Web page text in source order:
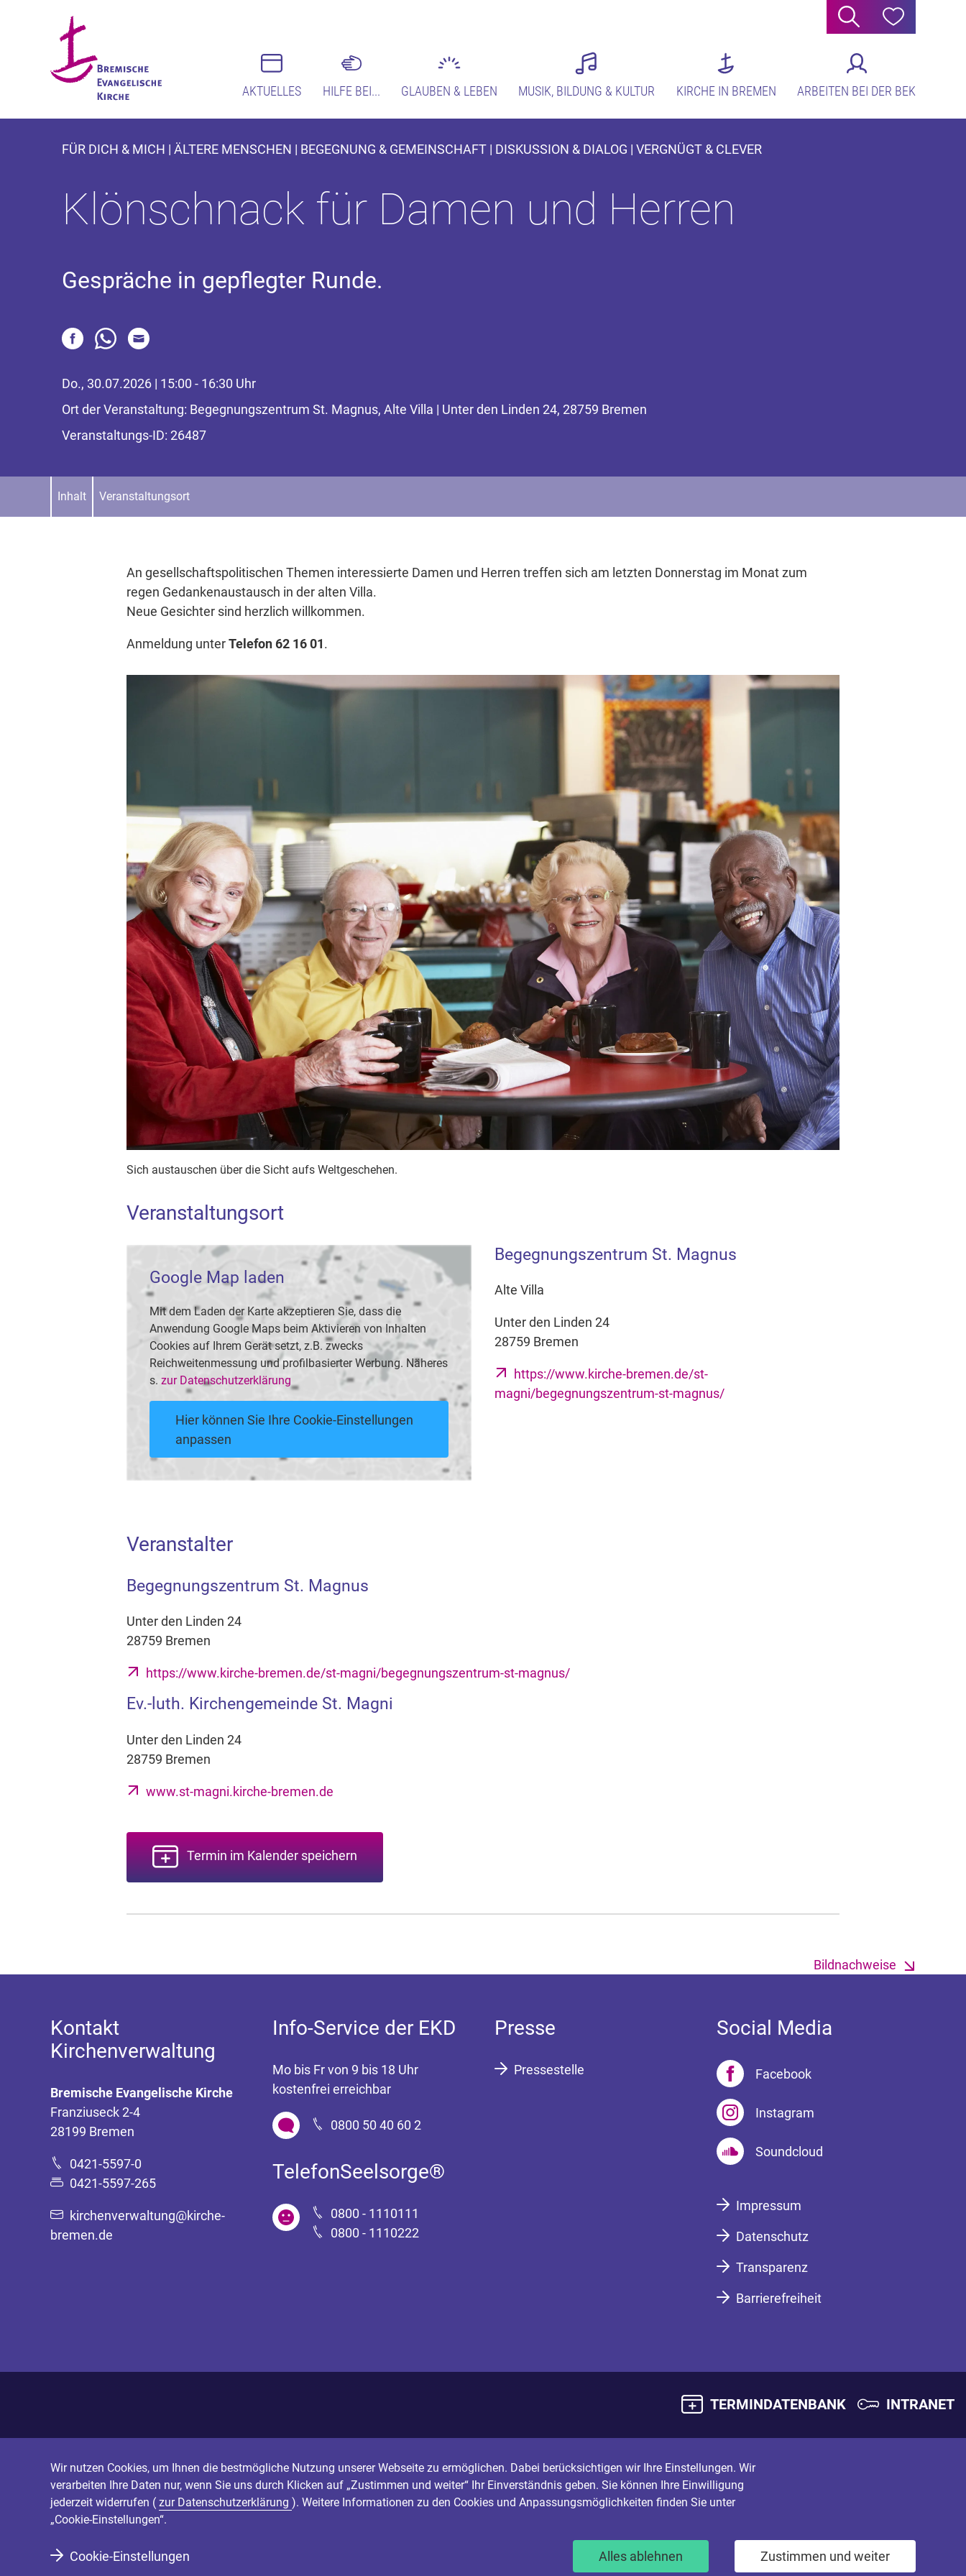
Suche Hilfe
AKTUELLES HILFE BEI... GLAUBEN & LEBEN MUSIK, BILDUNG & KULTUR KIRCHE IN BREMEN ARBEITEN BEI DER BEK
FÜR DICH & MICH | ÄLTERE MENSCHEN | BEGEGNUNG & GEMEINSCHAFT | DISKUSSION & DIALOG | VERGNÜGT & CLEVER
Klönschnack für Damen und Herren
Gespräche in gepflegter Runde.
Do., 30.07.2026 | 15:00 - 16:30 Uhr
Ort der Veranstaltung: Begegnungszentrum St. Magnus, Alte Villa | Unter den Linden 24, 28759 Bremen
Veranstaltungs-ID: 26487
Inhalt Veranstaltungsort
An gesellschaftspolitischen Themen interessierte Damen und Herren treffen sich am letzten Donnerstag im Monat zum
regen Gedankenaustausch in der alten Villa.
Neue Gesichter sind herzlich willkommen.
Anmeldung unterTelefon 62 16 01.
Sich austauschen über die Sicht aufs Weltgeschehen.
Veranstaltungsort
Google Map laden
Mit dem Laden der Karte akzeptieren Sie, dass die
Anwendung Google Maps beim Aktivieren von Inhalten
Cookies auf Ihrem Gerät setzt, z.B. zwecks
Reichweitenmessung und profilbasierter Werbung. Näheres
s. zur Datenschutzerklärung
Hier können Sie Ihre Cookie-Einstellungen
anpassen
Begegnungszentrum St. Magnus
Alte Villa
Unter den Linden 24
28759 Bremen
https://www.kirche-bremen.de/st-
magni/begegnungszentrum-st-magnus/
Veranstalter
Begegnungszentrum St. Magnus
Unter den Linden 24
28759 Bremen
https://www.kirche-bremen.de/st-magni/begegnungszentrum-st-magnus/
Ev.-luth. Kirchengemeinde St. Magni
Unter den Linden 24
28759 Bremen
www.st-magni.kirche-bremen.de
Termin im Kalender speichern
Bildnachweise
Kontakt
Kirchenverwaltung
Bremische Evangelische Kirche
Franziuseck 2-4
28199 Bremen
0421-5597-0
0421-5597-265
kirchenverwaltung@kirche-
bremen.de
Info-Service der EKD
Mo bis Fr von 9 bis 18 Uhr
kostenfrei erreichbar
0800 50 40 60 2
TelefonSeelsorge®
0800 - 1110111
0800 - 1110222
Presse
Pressestelle
Social Media
Facebook
Instagram
Soundcloud
Impressum
Datenschutz
Transparenz
Barrierefreiheit
TERMINDATENBANK INTRANET
Wir nutzen Cookies, um Ihnen die bestmögliche Nutzung unserer Webseite zu ermöglichen. Dabei berücksichtigen wir Ihre Einstellungen. Wir
verarbeiten Ihre Daten nur, wenn Sie uns durch Klicken auf „Zustimmen und weiter“ Ihr Einverständnis geben. Sie können Ihre Einwilligung
jederzeit widerrufen ( zur Datenschutzerklärung ). Weitere Informationen zu den Cookies und Anpassungsmöglichkeiten finden Sie unter
„Cookie-Einstellungen“.
Cookie-Einstellungen Alles ablehnen Zustimmen und weiter